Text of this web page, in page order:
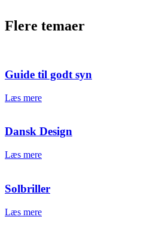
Flere temaer
Guide til godt syn
Læs mere
Dansk Design
Læs mere
Solbriller
Læs mere